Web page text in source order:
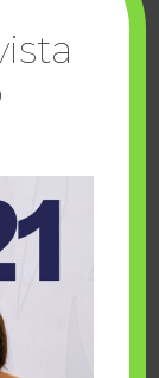
A-Wish